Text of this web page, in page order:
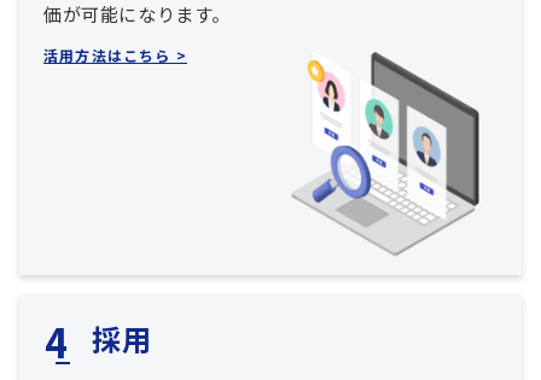
価が可能になります。
活用方法はこちら >
採用